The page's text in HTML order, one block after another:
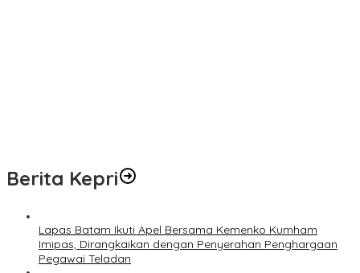
Berita Kepri
Lapas Batam Ikuti Apel Bersama Kemenko Kumham
Imipas, Dirangkaikan dengan Penyerahan Penghargaan
Pegawai Teladan